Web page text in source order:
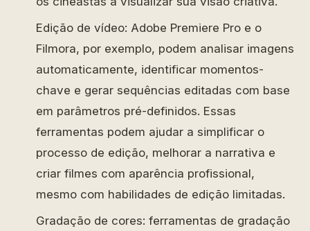
Edição de vídeo: Adobe Premiere Pro e o
Filmora, por exemplo, podem analisar imagens
automaticamente, identificar momentos-
chave e gerar sequências editadas com base
em parâmetros pré-definidos. Essas
ferramentas podem ajudar a simplificar o
processo de edição, melhorar a narrativa e
criar filmes com aparência profissional,
mesmo com habilidades de edição limitadas.
Gradação de cores: ferramentas de gradação